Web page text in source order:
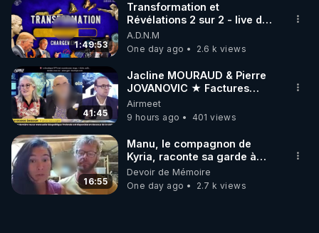
1:49:53
Transformation et
Révélations 2 sur 2 - live du
07/08/26
A.D.N.M
One day ago
2.6 k views
41:45
Jacline MOURAUD & Pierre
JOVANOVIC ★ Factures
Impayées : Où Est Passé Le
Pognon ?
Airmeet
9 hours ago
401 views
16:55
Manu, le compagnon de
Kyria, raconte sa garde à
vue musclée. PARTAGEZ!
Devoir de Mémoire
One day ago
2.7 k views